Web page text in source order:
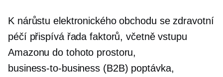
K nárůstu elektronického obchodu se zdravotní
péčí přispívá řada faktorů, včetně vstupu
Amazonu do tohoto prostoru,
business-to-business (B2B) poptávka,